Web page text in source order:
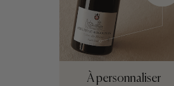
À personnaliser